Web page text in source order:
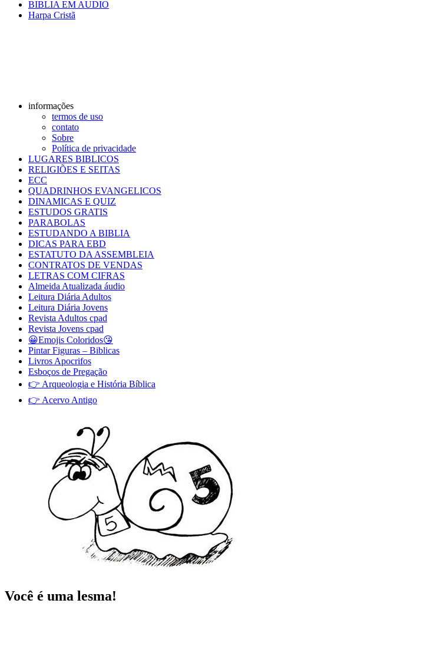
BIBLIA EM AUDIO
Harpa Cristã
informações
termos de uso
contato
Sobre
Política de privacidade
LUGARES BIBLICOS
RELIGIÕES E SEITAS
ECC
QUADRINHOS EVANGELICOS
DINAMICAS E QUIZ
ESTUDOS GRATIS
PARABOLAS
ESTUDANDO A BIBLIA
DICAS PARA EBD
ESTATUTO DA ASSEMBLEIA
CONTRATOS DE VENDAS
LETRAS COM CIFRAS
Almeida Atualizada áudio
Leitura Diária Adultos
Leitura Diária Jovens
Revista Adultos cpad
Revista Jovens cpad
😀Emojis Coloridos😘
Pintar Figuras – Biblicas
Livros Apocrifos
Esboços de Pregação
👉 Arqueologia e História Bíblica
👉 Acervo Antigo
Você é uma lesma!